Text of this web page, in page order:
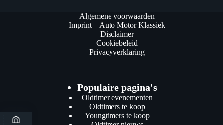
Algemene voorwaarden
Imprint – Auto Motor Klassiek
Disclaimer
Cookiebeleid
Privacyverklaring
Populaire pagina's
Oldtimer evenementen
Oldtimers te koop
Youngtimers te koop